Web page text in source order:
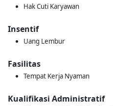
Hak Cuti Karyawan
Insentif
Uang Lembur
Fasilitas
Tempat Kerja Nyaman
Kualifikasi Administratif